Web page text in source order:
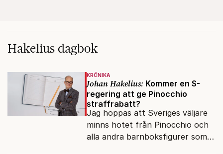
Hakelius dagbok
KRÖNIKA
Johan Hakelius: Kommer en S-
regering att ge Pinocchio
straffrabatt?
Jag hoppas att Sveriges väljare
minns hotet från Pinocchio och
alla andra barnboksfigurer som